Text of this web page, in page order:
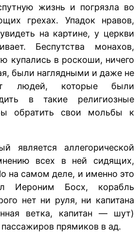
жизнь и погрязла во
грехах. Упадок нравов,
на картине, у церкви
Беспутства монахов,
купались в роскоши, ничего
были наглядными и даже не
людей, которые были
в такие религиозные
обратить свои мольбы к
является аллегорической
всех в ней сидящих,
на самом деле, и именно это
Иероним Босх, корабль
нет ни руля, ни капитана
ветка, капитан — шут)
пассажиров прямиков в ад.